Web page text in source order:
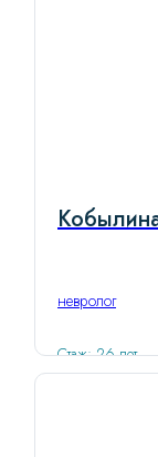
невролог
Стаж: 26 лет